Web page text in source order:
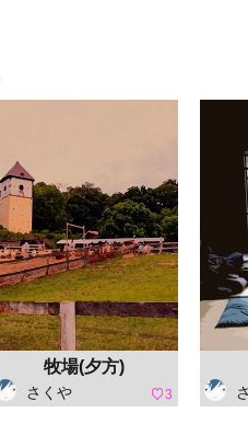
牧場(夕方)
さくや 3